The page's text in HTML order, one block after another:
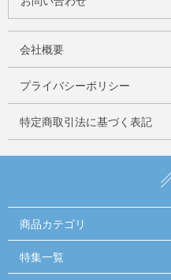
会社概要
プライバシーポリシー
特定商取引法に基づく表記
商品カテゴリ
特集一覧